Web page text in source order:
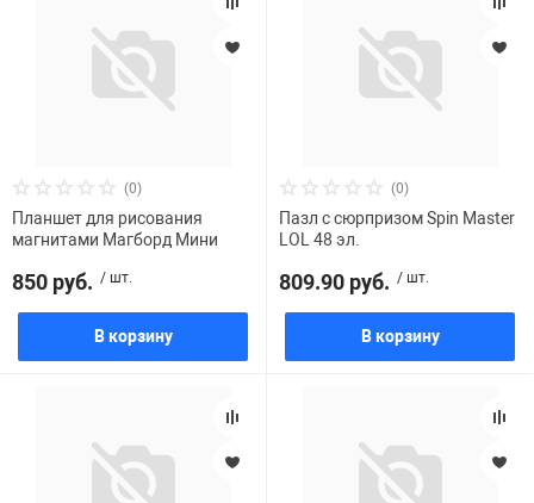
(0)
Планшет для рисования
магнитами Магборд Мини
850 руб. / шт.
В корзину
(0)
Пазл с сюрпризом Spin Master
LOL 48 эл.
809.90 руб. / шт.
В корзину